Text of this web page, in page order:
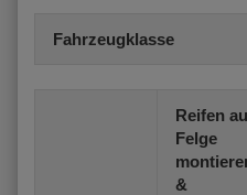
Fahrzeugklasse
Reifen
Felge
&